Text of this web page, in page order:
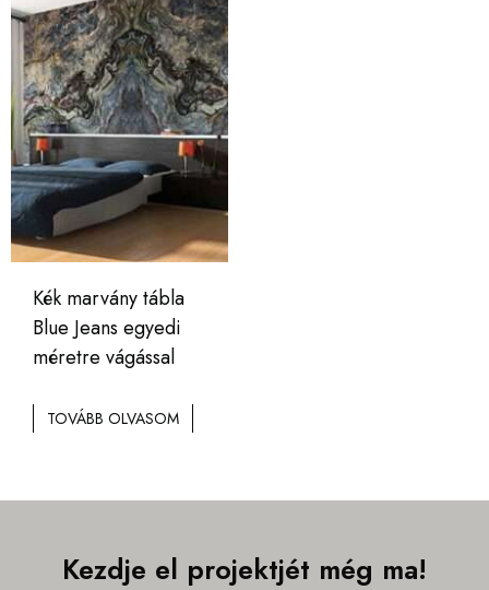
Kék marvány tábla
Blue Jeans egyedi
méretre vágással
TOVÁBB OLVASOM
Kezdje el projektjét még ma!